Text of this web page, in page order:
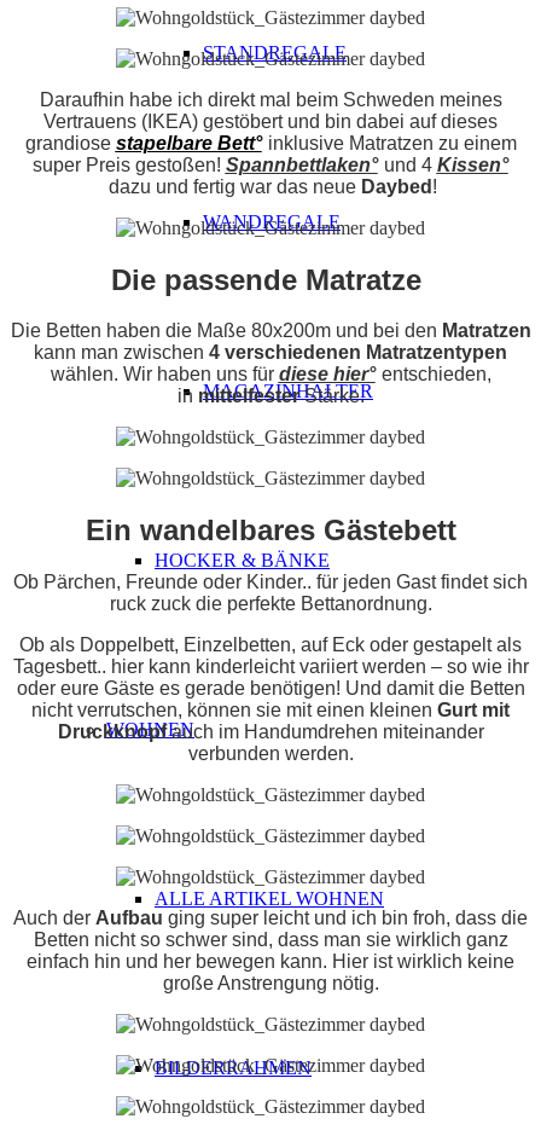
STANDREGALE
WANDREGALE
MAGAZINHALTER
HOCKER & BÄNKE
WOHNEN
ALLE ARTIKEL WOHNEN
BILDERRAHMEN
Daraufhin habe ich direkt mal beim Schweden meines
Vertrauens (IKEA) gestöbert und bin dabei auf dieses
grandiose stapelbare Bett°inklusive Matratzen zu einem
super Preis gestoßen! Spannbettlaken° und 4 Kissen°
dazu und fertig war das neue Daybed !
Die passende Matratze
Die Betten haben die Maße 80x200m und bei den Matratzen
kann man zwischen 4 verschiedenen Matratzentypen
wählen. Wir haben uns für diese hier° entschieden,
in mittelfesterStärke.
Ein wandelbares Gästebett
Ob Pärchen, Freunde oder Kinder.. für jeden Gast findet sich
ruck zuck die perfekte Bettanordnung.
Ob als Doppelbett, Einzelbetten, auf Eck oder gestapelt als
Tagesbett.. hier kann kinderleicht variiert werden – so wie ihr
oder eure Gäste es gerade benötigen! Und damit die Betten
nicht verrutschen, können sie mit einen kleinen Gurt mit
Druckknopfauch im Handumdrehen miteinander
verbunden werden.
Auch der Aufbau ging super leicht und ich bin froh, dass die
Betten nicht so schwer sind, dass man sie wirklich ganz
einfach hin und her bewegen kann. Hier ist wirklich keine
große Anstrengung nötig.